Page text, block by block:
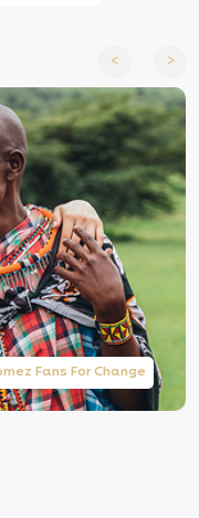
Fans For Change